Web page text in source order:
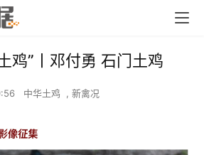
鸡”丨邓付勇 石门土鸡
中华土鸡 , 新禽况